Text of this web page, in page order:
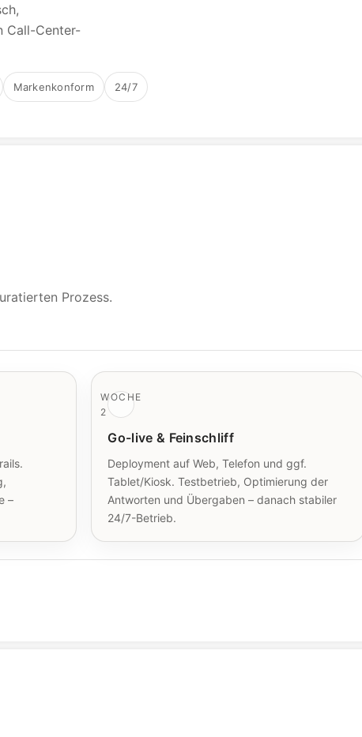
Call-Center-
Markenkonform 24/7
Prozess.
–
WOCHE
2
Go-live & Feinschliff
Deployment auf Web, Telefon und ggf.
Tablet/Kiosk. Testbetrieb, Optimierung der
Antworten und Übergaben – danach stabiler
24/7-Betrieb.